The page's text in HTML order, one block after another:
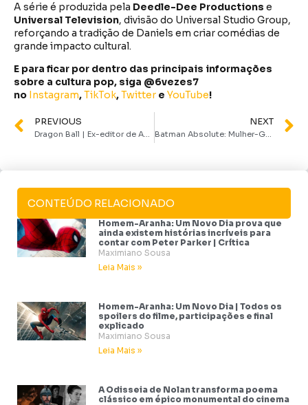
A série é produzida pela Deedle-Dee Productions e
Universal Television, divisão do Universal Studio Group,
reforçando a tradição de Daniels em criar comédias de
grande impacto cultural.
E para ficar por dentro das principais informações
sobre a cultura pop, siga @6vezes7
no Instagram,TikTok,Twitter e YouTube!
PREVIOUS
Dragon Ball | Ex-editor de Akira Toriyama faz duras críticas a DB Super e Daima
NEXT
Batman Absolute: Mulher-Gato do Universo Absolute é brasileira
CONTEÚDO RELACIONADO
Homem-Aranha: Um Novo Dia prova que
ainda existem histórias incríveis para
contar com Peter Parker | Crítica
Maximiano Sousa
Leia Mais »
Homem-Aranha: Um Novo Dia | Todos os
spoilers do filme, participações e final
explicado
Maximiano Sousa
Leia Mais »
A Odisseia de Nolan transforma poema
clássico em épico monumental do cinema